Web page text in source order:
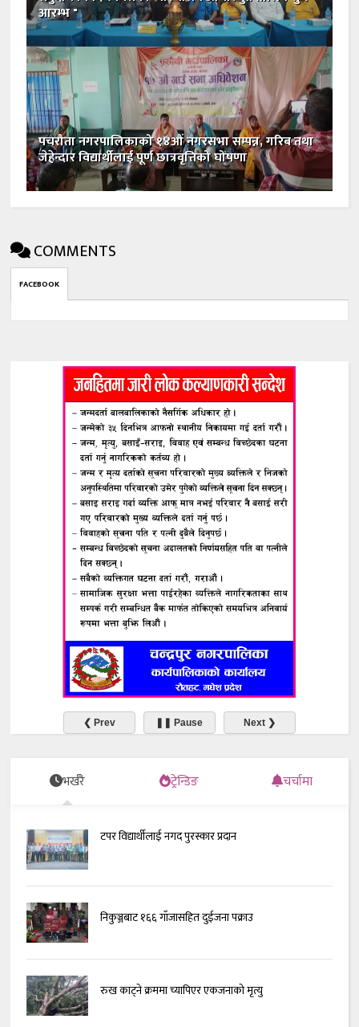
आरम्भ "
पचरौता नगरपालिकाको १४औं नगरसभा सम्पन्न, गरिब तथा
जेहेन्दार विद्यार्थीलाई पूर्ण छात्रवृत्तिको घोषणा
COMMENTS
FACEBOOK
❮ Prev ❚❚ Pause Next ❯
भर्खरै ट्रेन्डिङ चर्चामा
टपर विद्यार्थीलाई नगद पुरस्कार प्रदान
निकुञ्जबाट १६६ गाँजासहित दुईजना पक्राउ
रुख काट्ने क्रममा च्यापिएर एकजनाको मृत्यु